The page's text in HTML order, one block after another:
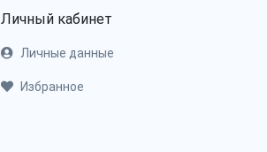
Личный кабинет
Личные данные
Избранное